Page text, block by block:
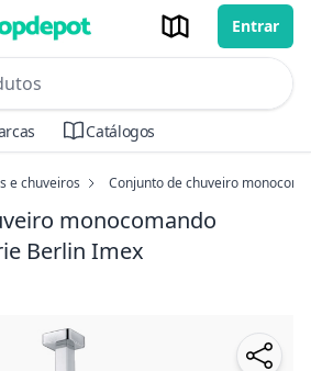
Entrar
no header
Catálogos
e chuveiros Conjunto de chuveiro
monocomando
Berlin Imex